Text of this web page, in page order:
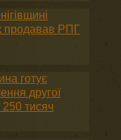
продавав РПГ
готує
другої
250 тисяч